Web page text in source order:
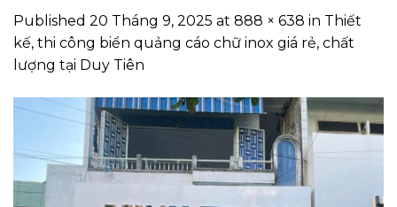
Published 20 Tháng 9, 2025 at 888 × 638 in Thiết
kế, thi công biển quảng cáo chữ inox giá rẻ, chất
lượng tại Duy Tiên